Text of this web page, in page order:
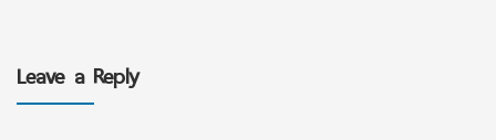
Leave a Reply